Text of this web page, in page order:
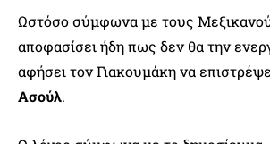
Ωστόσο σύμφωνα με τους
αποφασίσει ήδη πως δεν θα την
αφήσει τον Γιακουμάκη να
Ασούλ.